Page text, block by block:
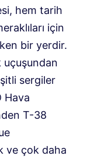
hem tarih
için
bir yerdir.
uçuşundan
sergiler
Hava
T-38
ve çok daha